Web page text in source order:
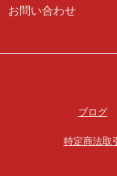
お問い合わせ
ブログ
特定商法取